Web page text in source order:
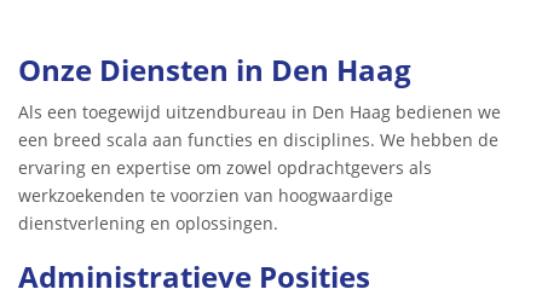
Onze Diensten in Den Haag
Als een toegewijd uitzendbureau in Den Haag bedienen we
een breed scala aan functies en disciplines. We hebben de
ervaring en expertise om zowel opdrachtgevers als
werkzoekenden te voorzien van hoogwaardige
dienstverlening en oplossingen.
Administratieve Posities